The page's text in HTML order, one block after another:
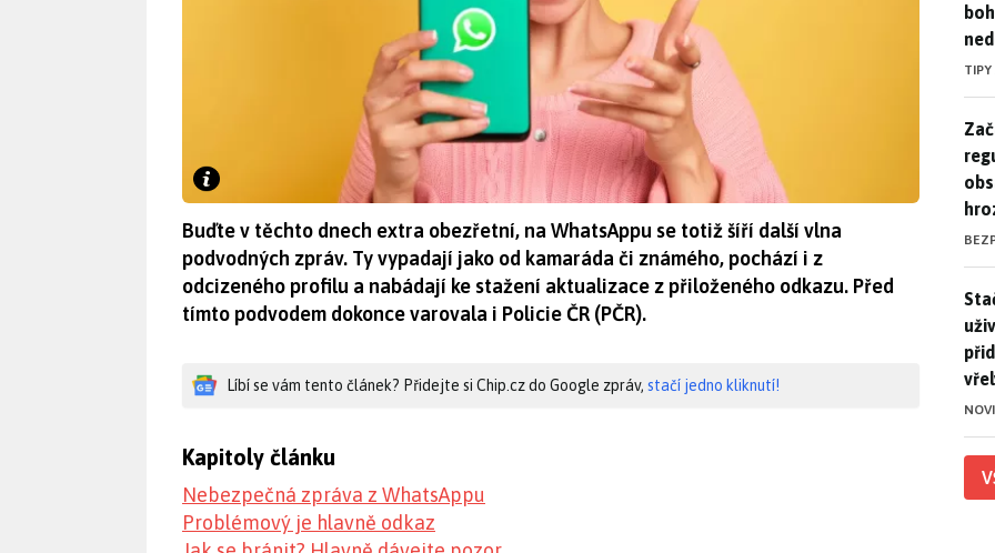
Buďte v těchto dnech extra obezřetní, na WhatsAppu se totiž šíří další vlna
podvodných zpráv. Ty vypadají jako od kamaráda či známého, pochází i z
odcizeného profilu a nabádají ke stažení aktualizace z přiloženého odkazu. Před
tímto podvodem dokonce varovala i Policie ČR (PČR).
Líbí se vám tento článek? Přidejte si Chip.cz do Google zpráv, stačí jedno kliknutí!
Kapitoly článku
Nebezpečná zpráva z WhatsAppu
Problémový je hlavně odkaz